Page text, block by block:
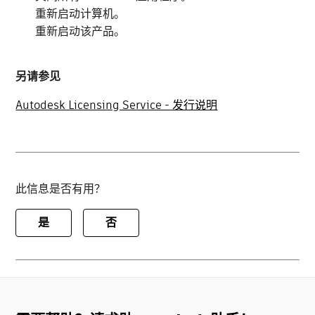
重新启动计算机。
重新启动该产品。
另请参见
Autodesk Licensing Service - 发行说明
此信息是否有用？
是 否